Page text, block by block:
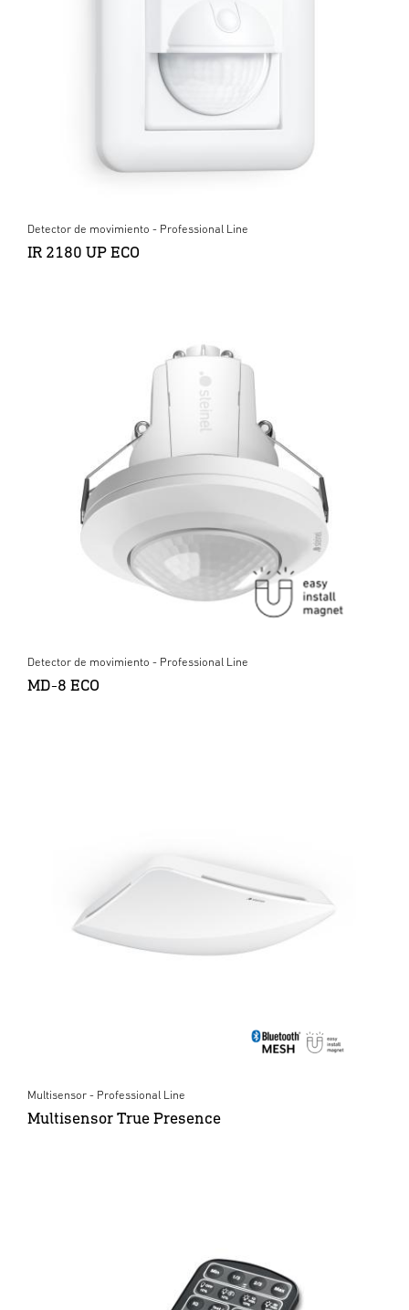
Detector de movimiento - Professional Line
IR 2180 UP ECO
Detector de movimiento - Professional Line
MD-8 ECO
Multisensor - Professional Line
Multisensor True Presence